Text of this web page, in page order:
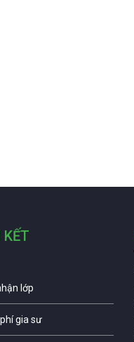
KẾT
lớp
gia sư